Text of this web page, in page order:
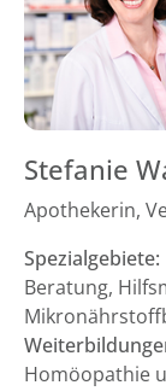
Stefanie
Apothekerin,
Spezialgebiete:
Beratung,
Homöopathie